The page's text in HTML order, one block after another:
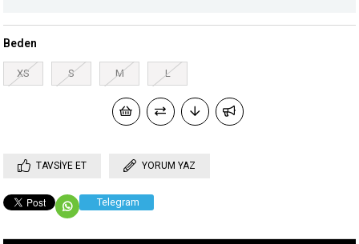
Beden
XS S M L
TAVSIYE ET YORUM YAZ
Telegram